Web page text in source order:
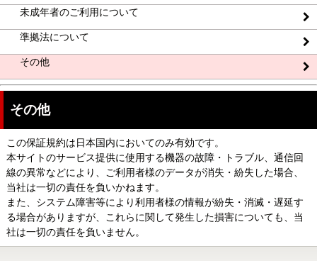
未成年者のご利用について
準拠法について
その他
その他
この保証規約は日本国内においてのみ有効です。
本サイトのサービス提供に使用する機器の故障・トラブル、通信回
線の異常などにより、ご利用者様のデータが消失・紛失した場合、
当社は一切の責任を負いかねます。
また、システム障害等により利用者様の情報が紛失・消滅・遅延す
る場合がありますが、これらに関して発生した損害についても、当
社は一切の責任を負いません。